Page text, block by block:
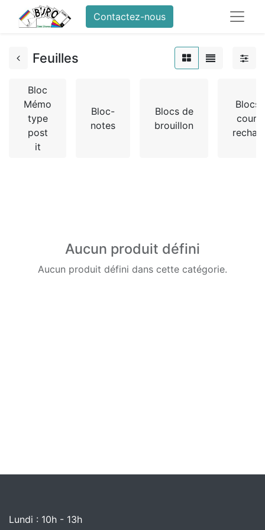
Contactez-nous
Feuilles
Bloc
Mémo
type
post
it
Bloc-
notes
Blocs de
brouillon
Blocs
cours
Aucun produit défini
Aucun produit défini dans cette catégorie.
Lundi : 10h - 13h